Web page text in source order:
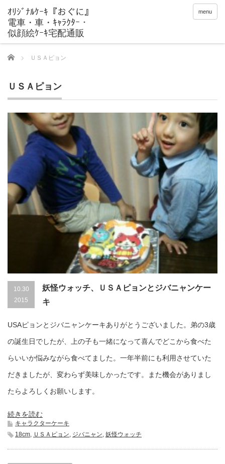
menu
Home ＵＳＡピョン
ＵＳＡピョン
10.30
2015
妖怪ウォッチ、ＵＳＡピョンとジバニャンケー
キ
USAピョンとジバニャンケーキありがとうございました。弟の3歳
の誕生日でしたが、上の子も一緒になって喜んでどこから食べた
らいいか悩みながら食べてました。一年半前にも利用させていた
だきましたが、変わらず美味しかったです。また機会がありまし
たらよろしくお願いします。
続きを読む
キャラクターケーキ
18cm, ＵＳＡピョン, ジバニャン, 妖怪ウォッチ